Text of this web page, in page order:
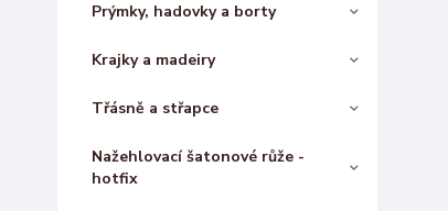
Prýmky, hadovky a borty
Krajky a madeiry
Třásně a střapce
Nažehlovací šatonové růže -
hotfix